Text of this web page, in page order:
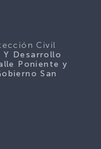
Civil
Y Desarrollo
Poniente y
San